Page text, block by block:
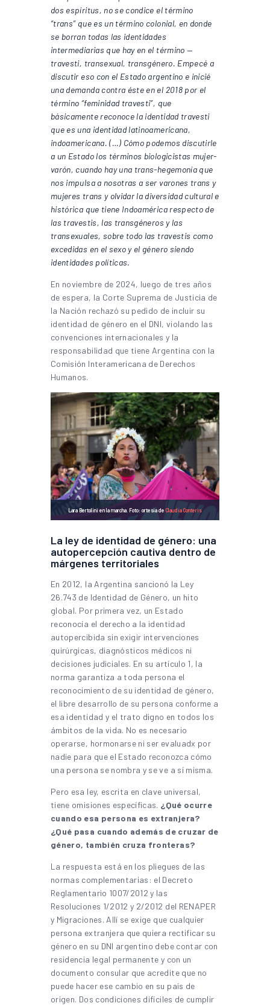
dos espíritus, no se condice el término
“trans” que es un término colonial, en donde
se borran todas las identidades
intermediarias que hay en el término —
travesti, transexual, transgénero. Empecé a
discutir eso con el Estado argentino e inicié
una demanda contra éste en el 2018 por el
término “feminidad travesti”, que
básicamente reconoce la identidad travesti
que es una identidad latinoamericana,
indoamericana. (…) Cómo podemos discutirle
a un Estado los términos biologicistas mujer-
varón, cuando hay una trans-hegemonía que
nos impulsa a nosotras a ser varones trans y
mujeres trans y olvidar la diversidad cultural e
histórica que tiene Indoamérica respecto de
las travestis, las transgéneros y las
transexuales, sobre todo las travestis como
excedidas en el sexo y el género siendo
identidades políticas.
En noviembre de 2024, luego de tres años
de espera, la Corte Suprema de Justicia de
la Nación rechazó su pedido de incluir su
identidad de género en el DNI, violando las
convenciones internacionales y la
responsabilidad que tiene Argentina con la
Comisión Interamericana de Derechos
Humanos.
Lara Bertolini en la marcha. Foto: ortesía de Claudia Conteris
La ley de identidad de género: una
autopercepción cautiva dentro de
márgenes territoriales
En 2012, la Argentina sancionó la Ley
26.743 de Identidad de Género, un hito
global. Por primera vez, un Estado
reconocía el derecho a la identidad
autopercibida sin exigir intervenciones
quirúrgicas, diagnósticos médicos ni
decisiones judiciales. En su artículo 1, la
norma garantiza a toda persona el
reconocimiento de su identidad de género,
el libre desarrollo de su persona conforme a
esa identidad y el trato digno en todos los
ámbitos de la vida. No es necesario
operarse, hormonarse ni ser evaluadx por
nadie para que el Estado reconozca cómo
una persona se nombra y se ve a sí misma.
Pero esa ley, escrita en clave universal,
tiene omisiones específicas. ¿Qué ocurre
cuando esa persona es extranjera?
¿Qué pasa cuando además de cruzar de
género, también cruza fronteras?
La respuesta está en los pliegues de las
normas complementarias: el Decreto
Reglamentario 1007/2012 y las
Resoluciones 1/2012 y 2/2012 del RENAPER
y Migraciones. Allí se exige que cualquier
persona extranjera que quiera rectificar su
género en su DNI argentino debe contar con
residencia legal permanente y con un
documento consular que acredite que no
puede hacer ese cambio en su país de
origen. Dos condiciones difíciles de cumplir